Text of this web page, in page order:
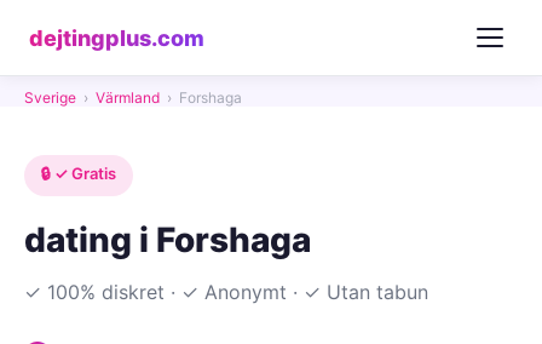
dejtingplus.com
Sverige › Värmland › Forshaga
🔒 ✓ Gratis
dating i Forshaga
✓ 100% diskret · ✓ Anonymt · ✓ Utan tabun